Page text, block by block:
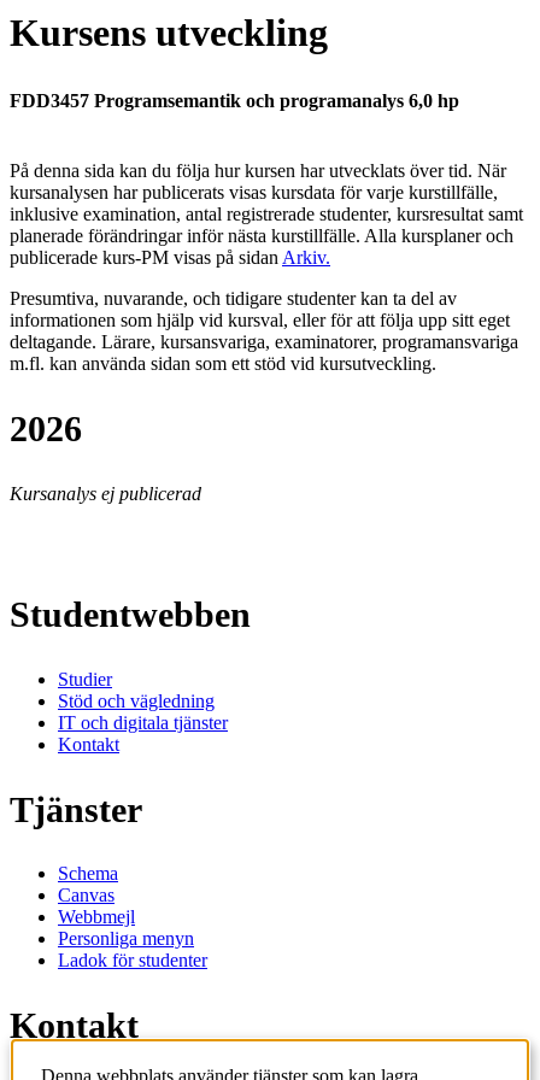
Kursens utveckling
FDD3457 Programsemantik och programanalys 6,0 hp
På denna sida kan du följa hur kursen har utvecklats över tid. När
kursanalysen har publicerats visas kursdata för varje kurstillfälle,
inklusive examination, antal registrerade studenter, kursresultat samt
planerade förändringar inför nästa kurstillfälle. Alla kursplaner och
publicerade kurs-PM visas på sidan Arkiv.
Presumtiva, nuvarande, och tidigare studenter kan ta del av
informationen som hjälp vid kursval, eller för att följa upp sitt eget
deltagande. Lärare, kursansvariga, examinatorer, programansvariga
m.fl. kan använda sidan som ett stöd vid kursutveckling.
2026
Kursanalys ej publicerad
Studentwebben
Studier
Stöd och vägledning
IT och digitala tjänster
Kontakt
Tjänster
Schema
Canvas
Webbmejl
Personliga menyn
Ladok för studenter
Kontakt
Denna webbplats använder tjänster som kan lagra